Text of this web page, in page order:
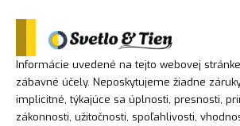
Informácie uvedené na tejto webovej
zábavné účely. Neposkytujeme žiadne
implicitné, týkajúce sa úplnosti, presnosti,
zákonnosti, užitočnosti, spoľahlivosti,